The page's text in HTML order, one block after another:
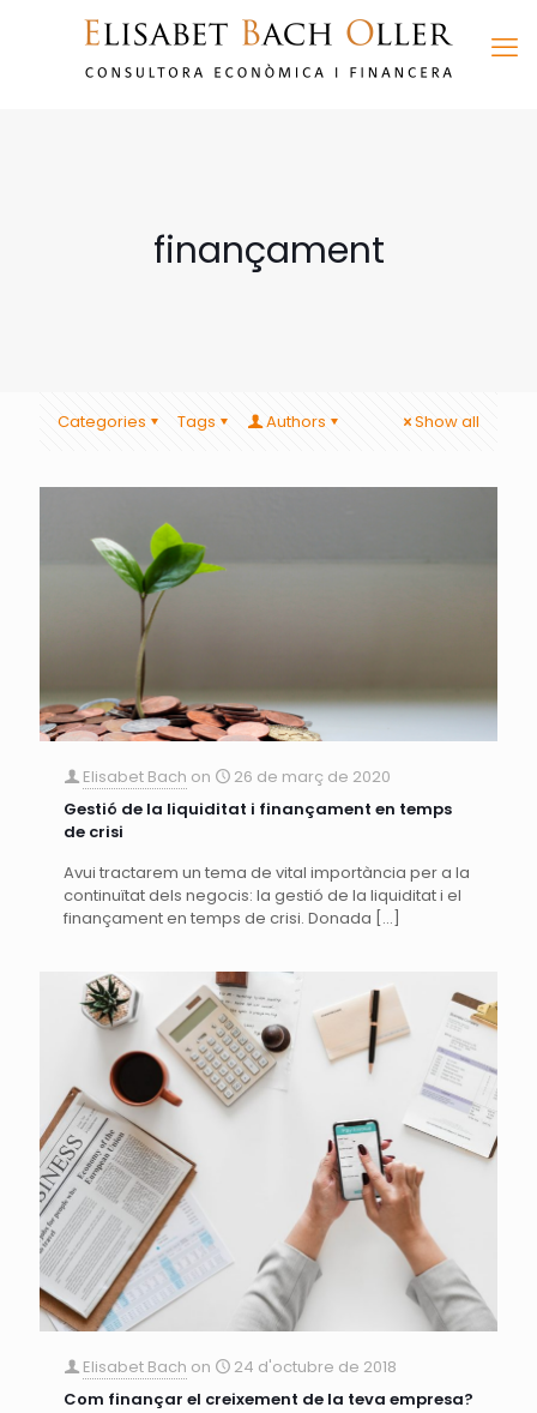
finançament
Categories Tags Authors Show all
Elisabet Bach on
26 de març de 2020
Gestió de la liquiditat i finançament en temps
de crisi
Avui tractarem un tema de vital importància per a la
continuïtat dels negocis: la gestió de la liquiditat i el
finançament en temps de crisi. Donada […]
Elisabet Bach on
24 d'octubre de 2018
Com finançar el creixement de la teva empresa?